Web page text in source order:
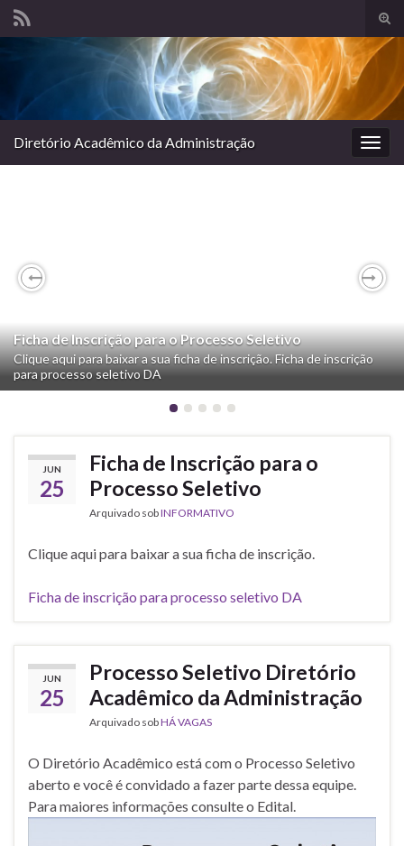
Search for:
Diretório Acadêmico da Administração
Ficha de Inscrição para o Processo Seletivo
Clique aqui para baixar a sua ficha de inscrição. Ficha de inscrição
para processo seletivo DA
JUN
25
Ficha de Inscrição para o
Processo Seletivo
Arquivado sobINFORMATIVO
Clique aqui para baixar a sua ficha de inscrição.
Ficha de inscrição para processo seletivo DA
JUN
25
Processo Seletivo Diretório
Acadêmico da Administração
Arquivado sobHÁ VAGAS
O Diretório Acadêmico está com o Processo Seletivo
aberto e você é convidado a fazer parte dessa equipe.
Para maiores informações consulte o Edital.